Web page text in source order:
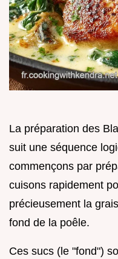
La préparation des
suit une séquence
commençons par
cuisons rapidement
précieusement la
fond de la poêle.
Ces sucs (le "fond")